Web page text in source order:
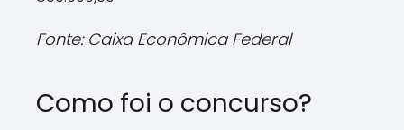
Fonte: Caixa Econômica Federal
Como foi o concurso?